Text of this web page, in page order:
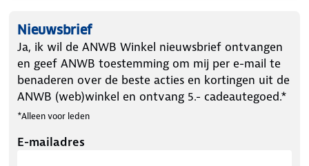
Nieuwsbrief
Ja, ik wil de ANWB Winkel nieuwsbrief ontvangen
en geef ANWB toestemming om mij per e-mail te
benaderen over de beste acties en kortingen uit de
ANWB (web)winkel en ontvang 5.- cadeautegoed.*
*Alleen voor leden
E-mailadres